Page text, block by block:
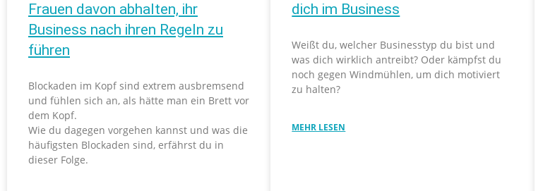
Frauen davon abhalten, ihr
Business nach ihren Regeln zu
führen
Blockaden im Kopf sind extrem ausbremsend
und fühlen sich an, als hätte man ein Brett vor
dem Kopf.
Wie du dagegen vorgehen kannst und was die
häufigsten Blockaden sind, erfährst du in
dieser Folge.
dich im Business
Weißt du, welcher Businesstyp du bist und
was dich wirklich antreibt? Oder kämpfst du
noch gegen Windmühlen, um dich motiviert
zu halten?
MEHR LESEN